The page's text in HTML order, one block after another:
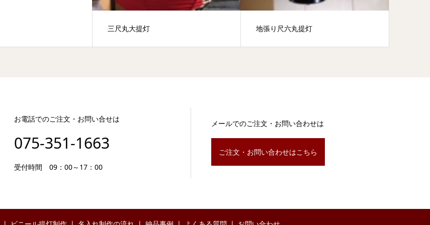
三尺丸大提灯 地張り尺六丸提灯
お電話でのご注文・お問い合せは
075-351-1663
受付時間 09：00～17：00
メールでのご注文・お問い合わせは
ご注文・お問い合わせはこちら